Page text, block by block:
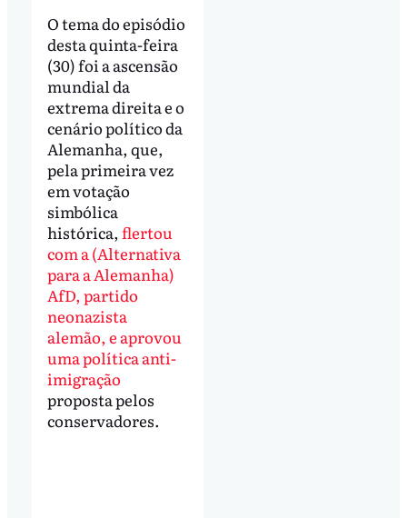
O tema do episódio
desta quinta-feira
(30) foi a ascensão
mundial da
extrema direita e o
cenário político da
Alemanha, que,
pela primeira vez
em votação
simbólica
histórica, flertou
com a (Alternativa
para a Alemanha)
AfD, partido
neonazista
alemão, e aprovou
uma política anti-
imigração
proposta pelos
conservadores.